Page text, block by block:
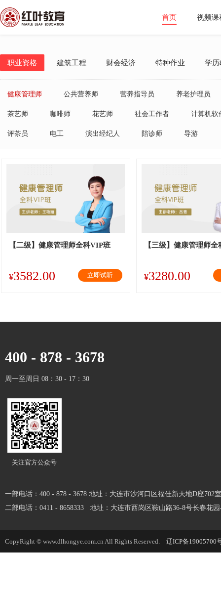
首页 视频课
职业资格 建筑工程 财会经济 特种作业 学历
健康管理师 公共营养师 营养指导员 养老护理员
茶艺师 咖啡师 花艺师 社会工作者 计算机软
评茶员 电工 演出经纪人 陪诊师 导游
【二级】健康管理师全科VIP班
¥3582.00 立即试听
【三级】健康管理师
¥3280.00
400 - 878 - 3678
周一至周日 08：30 - 17：30
关注官方公众号
一部电话：400 - 878 - 3678 地址：大连市沙河口区福佳新天地D座702室
二部电话：0411 - 8658333 地址：大连市西岗区鞍山路36-8号长春花
CopyRight © www.dlhongye.com.cn All Rights Reserved. 辽ICP备19005700